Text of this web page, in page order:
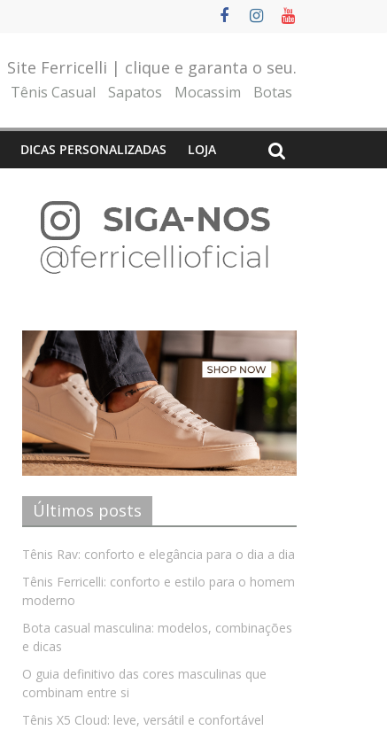
Site Ferricelli | clique e garanta o seu.
Tênis Casual Sapatos Mocassim Botas
DICAS PERSONALIZADAS LOJA
Últimos posts
Tênis Rav: conforto e elegância para o dia a dia
Tênis Ferricelli: conforto e estilo para o homem
moderno
Bota casual masculina: modelos, combinações
e dicas
O guia definitivo das cores masculinas que
combinam entre si
Tênis X5 Cloud: leve, versátil e confortável